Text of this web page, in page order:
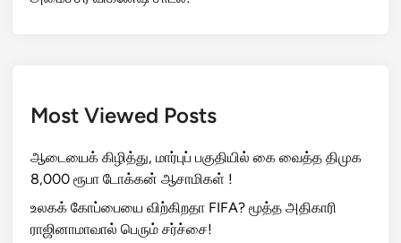
Most Viewed Posts
ஆடையைக் கிழித்து, மார்புப் பகுதியில் கை வைத்த திமுக
8,000 ரூபா டோக்கன் ஆசாமிகள் !
உலகக் கோப்பையை விற்கிறதா FIFA? மூத்த அதிகாரி
ராஜினாமாவால் பெரும் சர்ச்சை!